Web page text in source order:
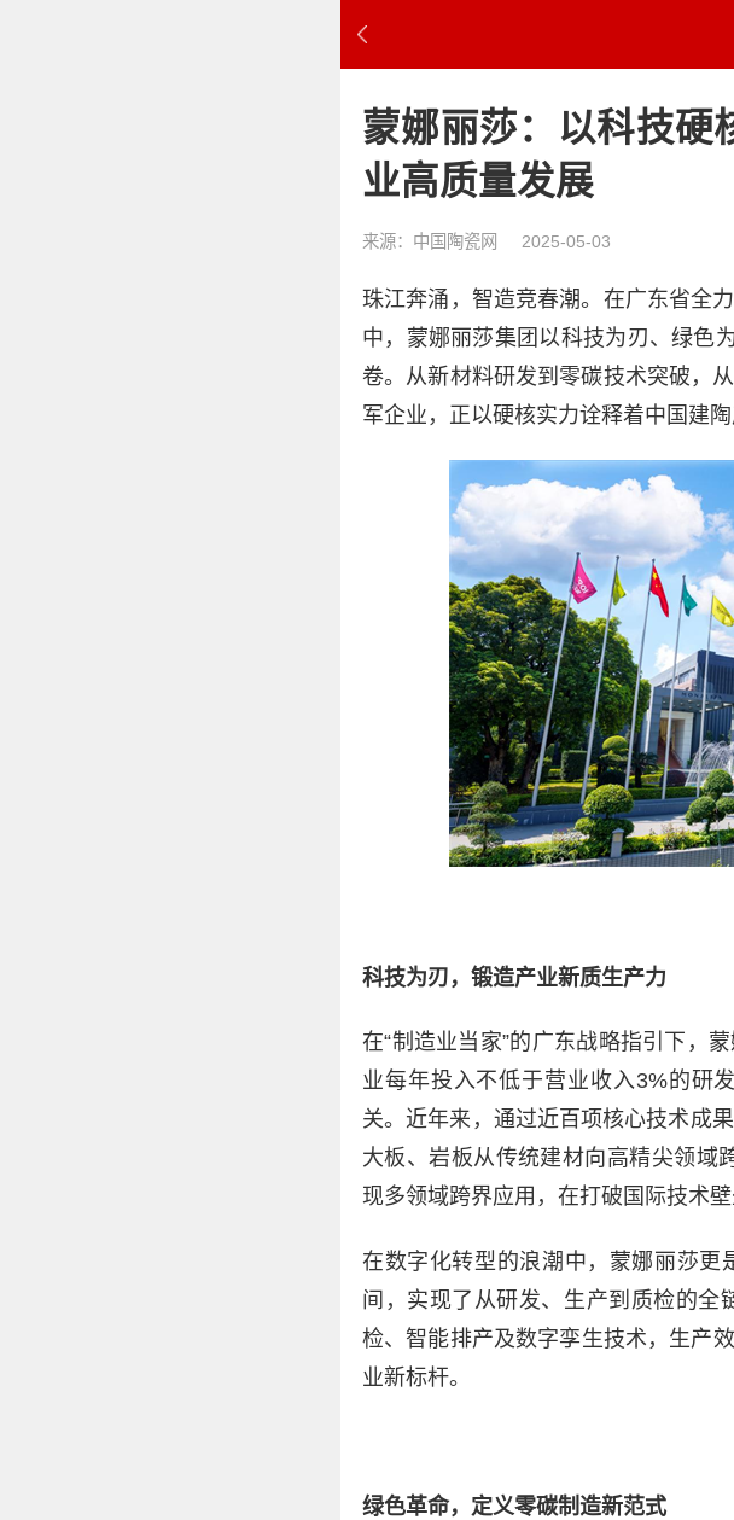
蒙娜丽莎：以科技硬
业高质量发展
来源：中国陶瓷网 2025-05-03
珠江奔涌，智造竞春潮。在广东省全
中，蒙娜丽莎集团以科技为刃、绿色
卷。从新材料研发到零碳技术突破，
军企业，正以硬核实力诠释着中国建陶
科技为刃，锻造产业新质生产力
在“制造业当家”的广东战略指引下，
业每年投入不低于营业收入3%的研
关。近年来，通过近百项核心技术成
大板、岩板从传统建材向高精尖领域
现多领域跨界应用，在打破国际技术壁
在数字化转型的浪潮中，蒙娜丽莎更
间，实现了从研发、生产到质检的全
检、智能排产及数字孪生技术，生产
业新标杆。
绿色革命，定义零碳制造新范式